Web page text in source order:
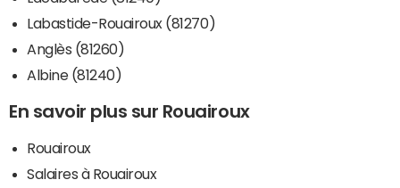
Labastide-Rouairoux (81270)
Anglès (81260)
Albine (81240)
En savoir plus sur Rouairoux
Rouairoux
Salaires à Rouairoux